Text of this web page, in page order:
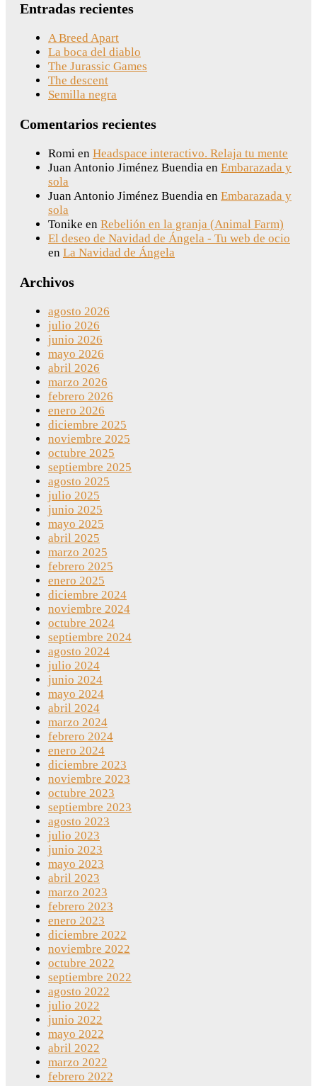
Entradas recientes
A Breed Apart
La boca del diablo
The Jurassic Games
The descent
Semilla negra
Comentarios recientes
Romi en Headspace interactivo. Relaja tu mente
Juan Antonio Jiménez Buendia en Embarazada y
sola
Juan Antonio Jiménez Buendia en Embarazada y
sola
Tonike en Rebelión en la granja (Animal Farm)
El deseo de Navidad de Ángela - Tu web de ocio
en La Navidad de Ángela
Archivos
agosto 2026
julio 2026
junio 2026
mayo 2026
abril 2026
marzo 2026
febrero 2026
enero 2026
diciembre 2025
noviembre 2025
octubre 2025
septiembre 2025
agosto 2025
julio 2025
junio 2025
mayo 2025
abril 2025
marzo 2025
febrero 2025
enero 2025
diciembre 2024
noviembre 2024
octubre 2024
septiembre 2024
agosto 2024
julio 2024
junio 2024
mayo 2024
abril 2024
marzo 2024
febrero 2024
enero 2024
diciembre 2023
noviembre 2023
octubre 2023
septiembre 2023
agosto 2023
julio 2023
junio 2023
mayo 2023
abril 2023
marzo 2023
febrero 2023
enero 2023
diciembre 2022
noviembre 2022
octubre 2022
septiembre 2022
agosto 2022
julio 2022
junio 2022
mayo 2022
abril 2022
marzo 2022
febrero 2022